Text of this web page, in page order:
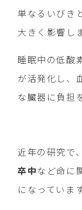
単なるいびき
大きく影響し
睡眠中の低酸
が活発化し、
な臓器に負担
近年の研究で
卒中など命に
になっていま